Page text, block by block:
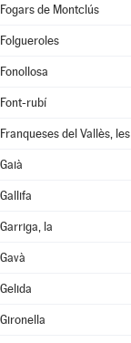
Fogars de Montclús
Folgueroles
Fonollosa
Font-rubí
Franqueses del Vallès, les
Gaià
Gallifa
Garriga, la
Gavà
Gelida
Gironella